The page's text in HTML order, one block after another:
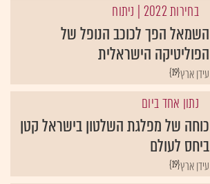
בחירות 2022 | ניתוח
השמאל הפך לכוכב הנופל של
הפוליטיקה הישראלית
{19}עידן ארץ
נתון אחד ביום
כוחה של מפלגת השלטון בישראל קטן
ביחס לעולם
{19}עידן ארץ